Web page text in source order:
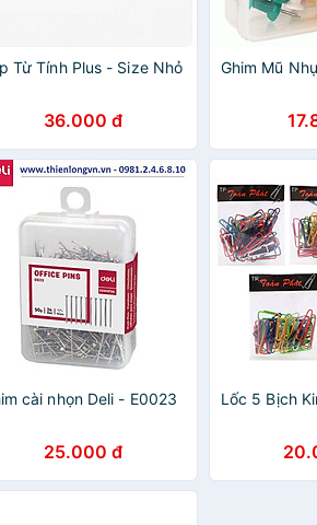
Từ Tính Plus - Size Nhỏ
36.000 đ
Ghim Mũ
cài nhọn Deli - E0023
25.000 đ
Lốc 5 Bịch